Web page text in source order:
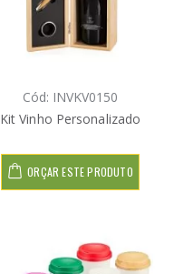
Cód: INVKV0150
Kit Vinho Personalizado
ORÇAR ESTE PRODUTO